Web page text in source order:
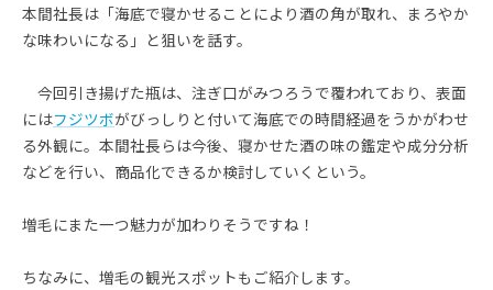
本間社長は「海底で寝かせることにより酒の角が取れ、まろやか
な味わいになる」と狙いを話す。
今回引き揚げた瓶は、注ぎ口がみつろうで覆われており、表面
にはフジツボがびっしりと付いて海底での時間経過をうかがわせ
る外観に。本間社長らは今後、寝かせた酒の味の鑑定や成分分析
などを行い、商品化できるか検討していくという。
増毛にまた一つ魅力が加わりそうですね！
ちなみに、増毛の観光スポットもご紹介します。